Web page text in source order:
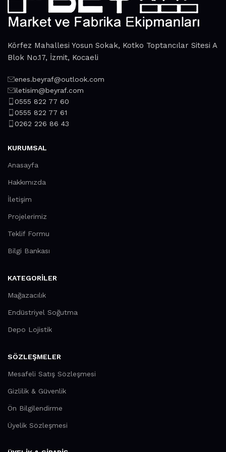
Körfez Mahallesi Yosun Sokak, Kotko Toptancılar Sitesi A
Blok No.17, İzmit, Kocaeli
enes.beyraf@outlook.com
iletisim@beyraf.com
0555 822 77 60
0555 822 77 61
0262 226 86 43
KURUMSAL
Anasayfa
Hakkımızda
İletişim
Projelerimiz
Teklif Formu
Bilgi Bankası
KATEGORILER
Mağazacılık
Endüstriyel Soğutma
Depo Lojistik
SÖZLEŞMELER
Mesafeli Satış Sözleşmesi
Gizlilik & Güvenlik
Ön Bilgilendirme
Üyelik Sözleşmesi